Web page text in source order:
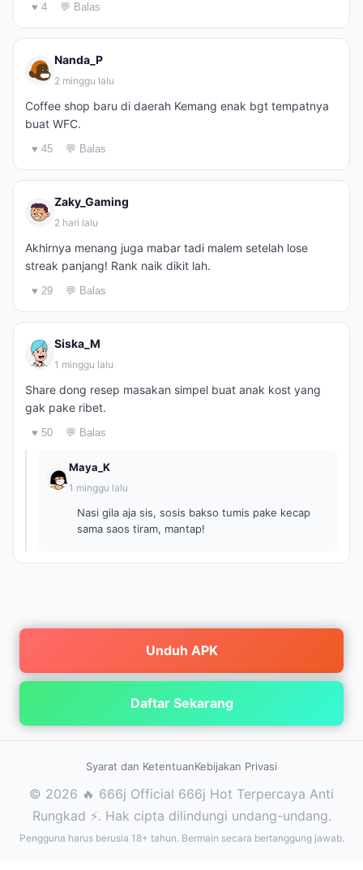
♥ 4 💬 Balas
Nanda_P
2 minggu lalu
Coffee shop baru di daerah Kemang enak bgt tempatnya
buat WFC.
♥ 45 💬 Balas
Zaky_Gaming
2 hari lalu
Akhirnya menang juga mabar tadi malem setelah lose
streak panjang! Rank naik dikit lah.
♥ 29 💬 Balas
Siska_M
1 minggu lalu
Share dong resep masakan simpel buat anak kost yang
gak pake ribet.
♥ 50 💬 Balas
Maya_K
1 minggu lalu
Nasi gila aja sis, sosis bakso tumis pake kecap
sama saos tiram, mantap!
Unduh APK
Daftar Sekarang
Syarat dan KetentuanKebijakan Privasi
© 2026 🔥 666j Official 666j Hot Terpercaya Anti
Rungkad ⚡. Hak cipta dilindungi undang-undang.
Pengguna harus berusia 18+ tahun. Bermain secara bertanggung jawab.